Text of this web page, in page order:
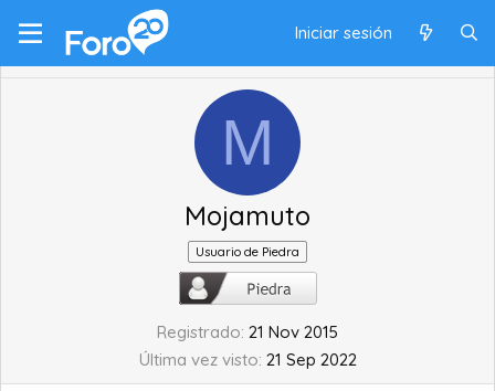
Iniciar sesión
M
Mojamuto
Usuario de Piedra
Registrado 21 Nov 2015
Última vez visto 21 Sep 2022